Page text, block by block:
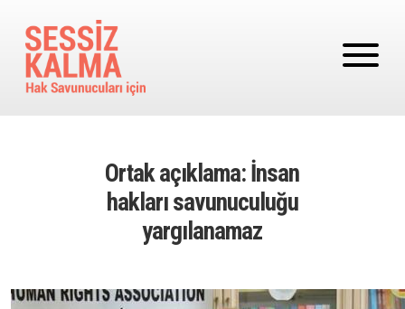
Ortak açıklama: İnsan
hakları savunuculuğu
yargılanamaz
Image